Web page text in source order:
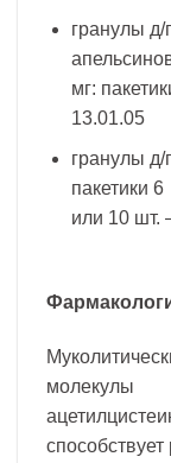
гранулы д/
мг:
13.01.05
гранулы д/
пакетики 6
или 10
молекулы